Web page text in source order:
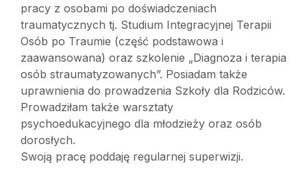
pracy z osobami po doświadczeniach
traumatycznych tj. Studium Integracyjnej Terapii
Osób po Traumie (część podstawowa i
zaawansowana) oraz szkolenie „Diagnoza i terapia
osób straumatyzowanych”. Posiadam także
uprawnienia do prowadzenia Szkoły dla Rodziców.
Prowadziłam także warsztaty
psychoedukacyjnego dla młodzieży oraz osób
dorosłych.
Swoją pracę poddaję regularnej superwizji.